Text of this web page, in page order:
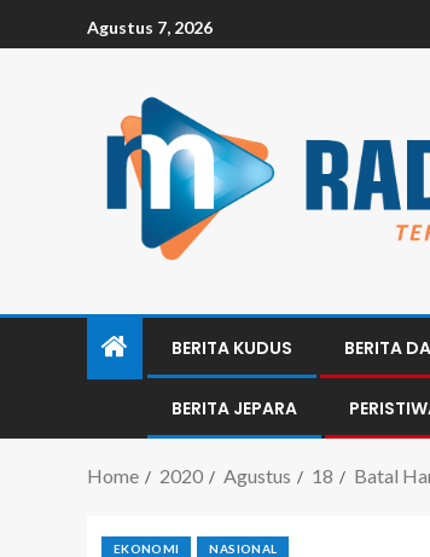
Agustus 7, 2026
BERITA KUDUS BERITA
BERITA JEPARA
Home 2020 Agustus 18 Batal
EKONOMI NASIONAL